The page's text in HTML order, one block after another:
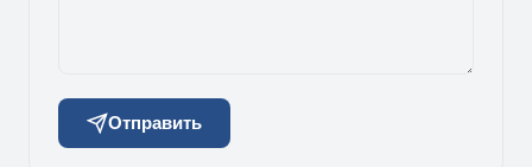
Отправить